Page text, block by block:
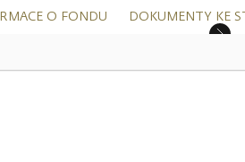
O FONDU DOKUMENTY KE